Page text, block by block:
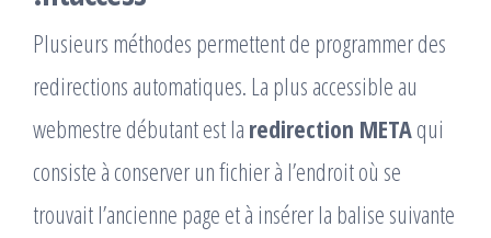
Plusieurs méthodes permettent de programmer des
redirections automatiques. La plus accessible au
webmestre débutant est la redirection METAqui
consiste à conserver un fichier à l’endroit où se
trouvait l’ancienne page et à insérer la balise suivante